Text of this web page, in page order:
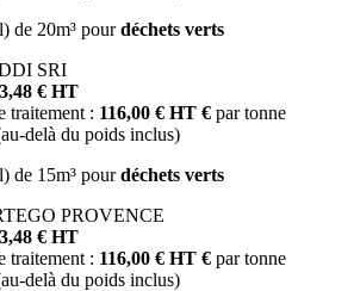
de 20m³ pourdéchets verts
SRI
3,48 € HT
traitement : 116,00 € HT € par tonne
delà du poids inclus)
de 15m³ pourdéchets verts
PROVENCE
3,48 € HT
traitement : 116,00 € HT € par tonne
delà du poids inclus)